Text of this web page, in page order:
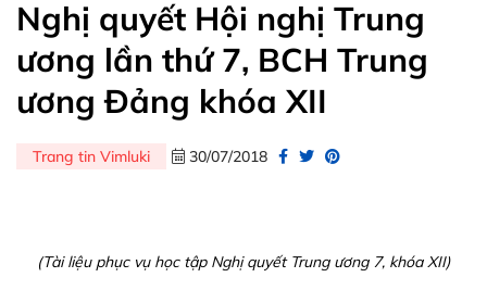
Nghị quyết Hội nghị Trung
ương lần thứ 7, BCH Trung
ương Đảng khóa XII
Trang tin Vimluki 30/07/2018
(Tài liệu phục vụ học tập Nghị quyết Trung ương 7, khóa XII)